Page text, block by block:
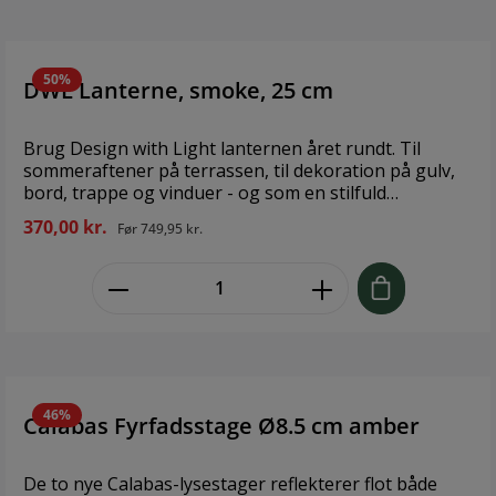
håndværk til fingerspidserne og sætter en ære i at
skabe anvendeligt glaskunst i den ypperste kvalitet.
50%
DWL Lanterne, smoke, 25 cm
Brug Design with Light lanternen året rundt. Til
sommeraftener på terrassen, til dekoration på gulv,
bord, trappe og vinduer - og som en stilfuld
juledekoration tilsat et par kogler, gran og
kanelstænger i bunden. Denne lanterne er udført i
mundblæst glas og kernelæder, der gør hver enkelt
uundgåelige og udgør en del af den charme, der
370,00 kr. Før749,95 kr.
46%
Calabas Fyrfadsstage Ø8.5 cm amber
De to nye Calabas-lysestager reflekterer flot både